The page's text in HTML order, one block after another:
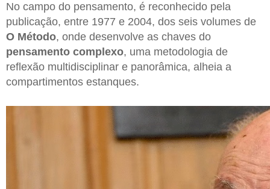
No campo do pensamento, é reconhecido pela
publicação, entre 1977 e 2004, dos seis volumes de
O Método, onde desenvolve as chaves do
pensamento complexo, uma metodologia de
reflexão multidisciplinar e panorâmica, alheia a
compartimentos estanques.